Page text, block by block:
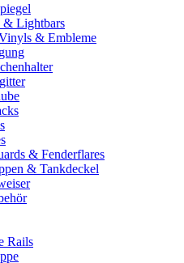
& Lightbars
& Embleme
& Fenderflares
& Tankdeckel
Rails